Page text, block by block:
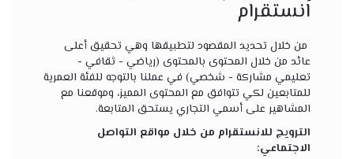
انستقرام
من خلال تحديد المقصود لتطبيقها وهي تحقيق أعلى
عائد من خلال المحتوى بالمحتوى (رياضي - ثقافي -
تعليمي مشاركة - شخصي) في عملنا بالتوجه للفئة العمرية
للمتابعين لكي تتوافق مع المحتوى المميز، وموقعنا مع
المشاهير على أسمي التجاري يستحق المتابعة.
الترويج للانستقرام من خلال مواقع التواصل
الاجتماعي: